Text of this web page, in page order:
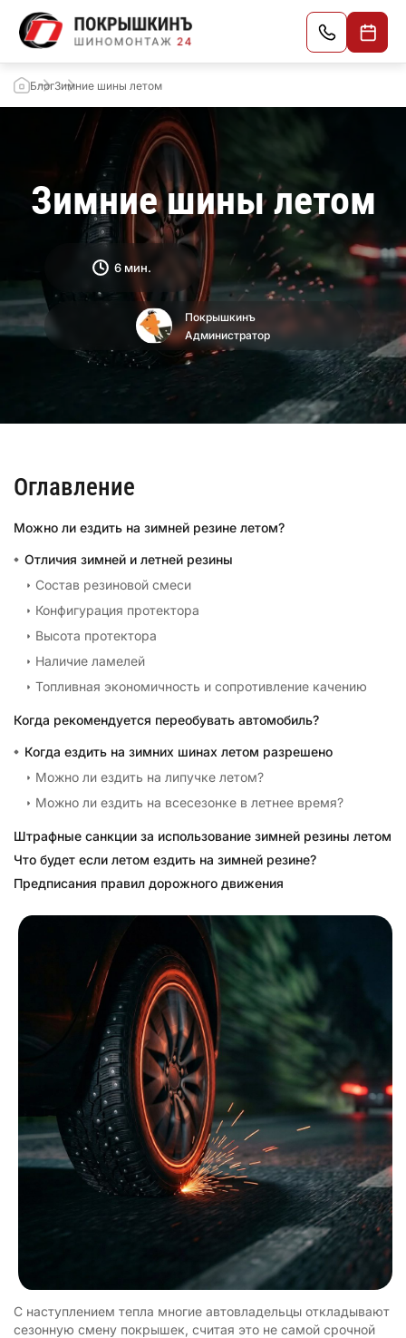
БлогЗимние шины летом
Зимние шины летом
6 мин.
Покрышкинъ
Администратор
Оглавление
Можно ли ездить на зимней резине летом?
Отличия зимней и летней резины
Состав резиновой смеси
Конфигурация протектора
Высота протектора
Наличие ламелей
Топливная экономичность и сопротивление качению
Когда рекомендуется переобувать автомобиль?
Когда ездить на зимних шинах летом разрешено
Можно ли ездить на липучке летом?
Можно ли ездить на всесезонке в летнее время?
Штрафные санкции за использование зимней резины летом
Что будет если летом ездить на зимней резине?
Предписания правил дорожного движения
С наступлением тепла многие автовладельцы откладывают
сезонную смену покрышек, считая это не самой срочной